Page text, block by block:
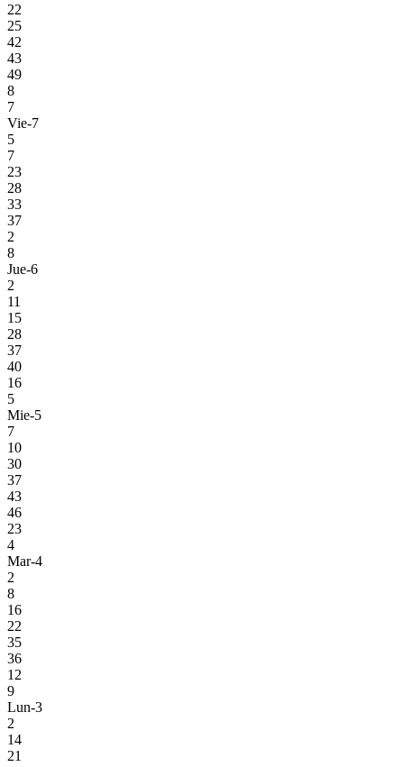
22
25
42
43
49
8
7
Vie-7
5
7
23
28
33
37
2
8
Jue-6
2
11
15
28
37
40
16
5
Mie-5
7
10
30
37
43
46
23
4
Mar-4
2
8
16
22
35
36
12
9
Lun-3
2
14
21